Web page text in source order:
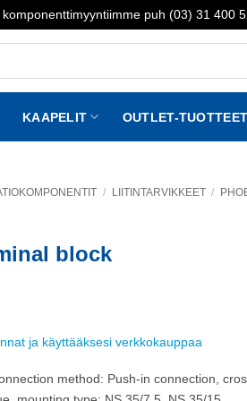
puh (03) 31 400
KAAPELIT OUTLET-TUOTTEET
/ LIITINTARVIKKEET /
block
ja käyttääksesi verkkokauppaa
method: Push-in connection,